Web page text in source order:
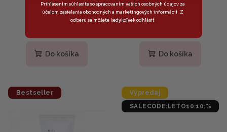
16,20 € (–29 %)
Skladom
produktu
Do košíka
22,50 € (–29 %)
Skladom
produktu
hviezdičiek.
Do košíka
Bestseller
Výpredaj
SALECODE:LETO10:10:%
Prihlásením súhlasíte so spracovaním vašich osobných údajov za
účelom zasielania obchodných a marketingových informácií. Z
odberu sa môžete kedykoľvek odhlásiť